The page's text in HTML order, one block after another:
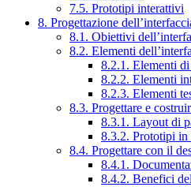
7.5. Prototipi interattivi
8. Progettazione
8.1. Obiettivi
8.2. Elementi
8.2.1. Elementi
8.2.2. Elementi
8.2.3. Elementi
8.3. Progettare e
8.3.1. Layout di
8.3.2. Prototipi in
8.4. Progettare con il
8.4.1.
8.4.2. Benefici